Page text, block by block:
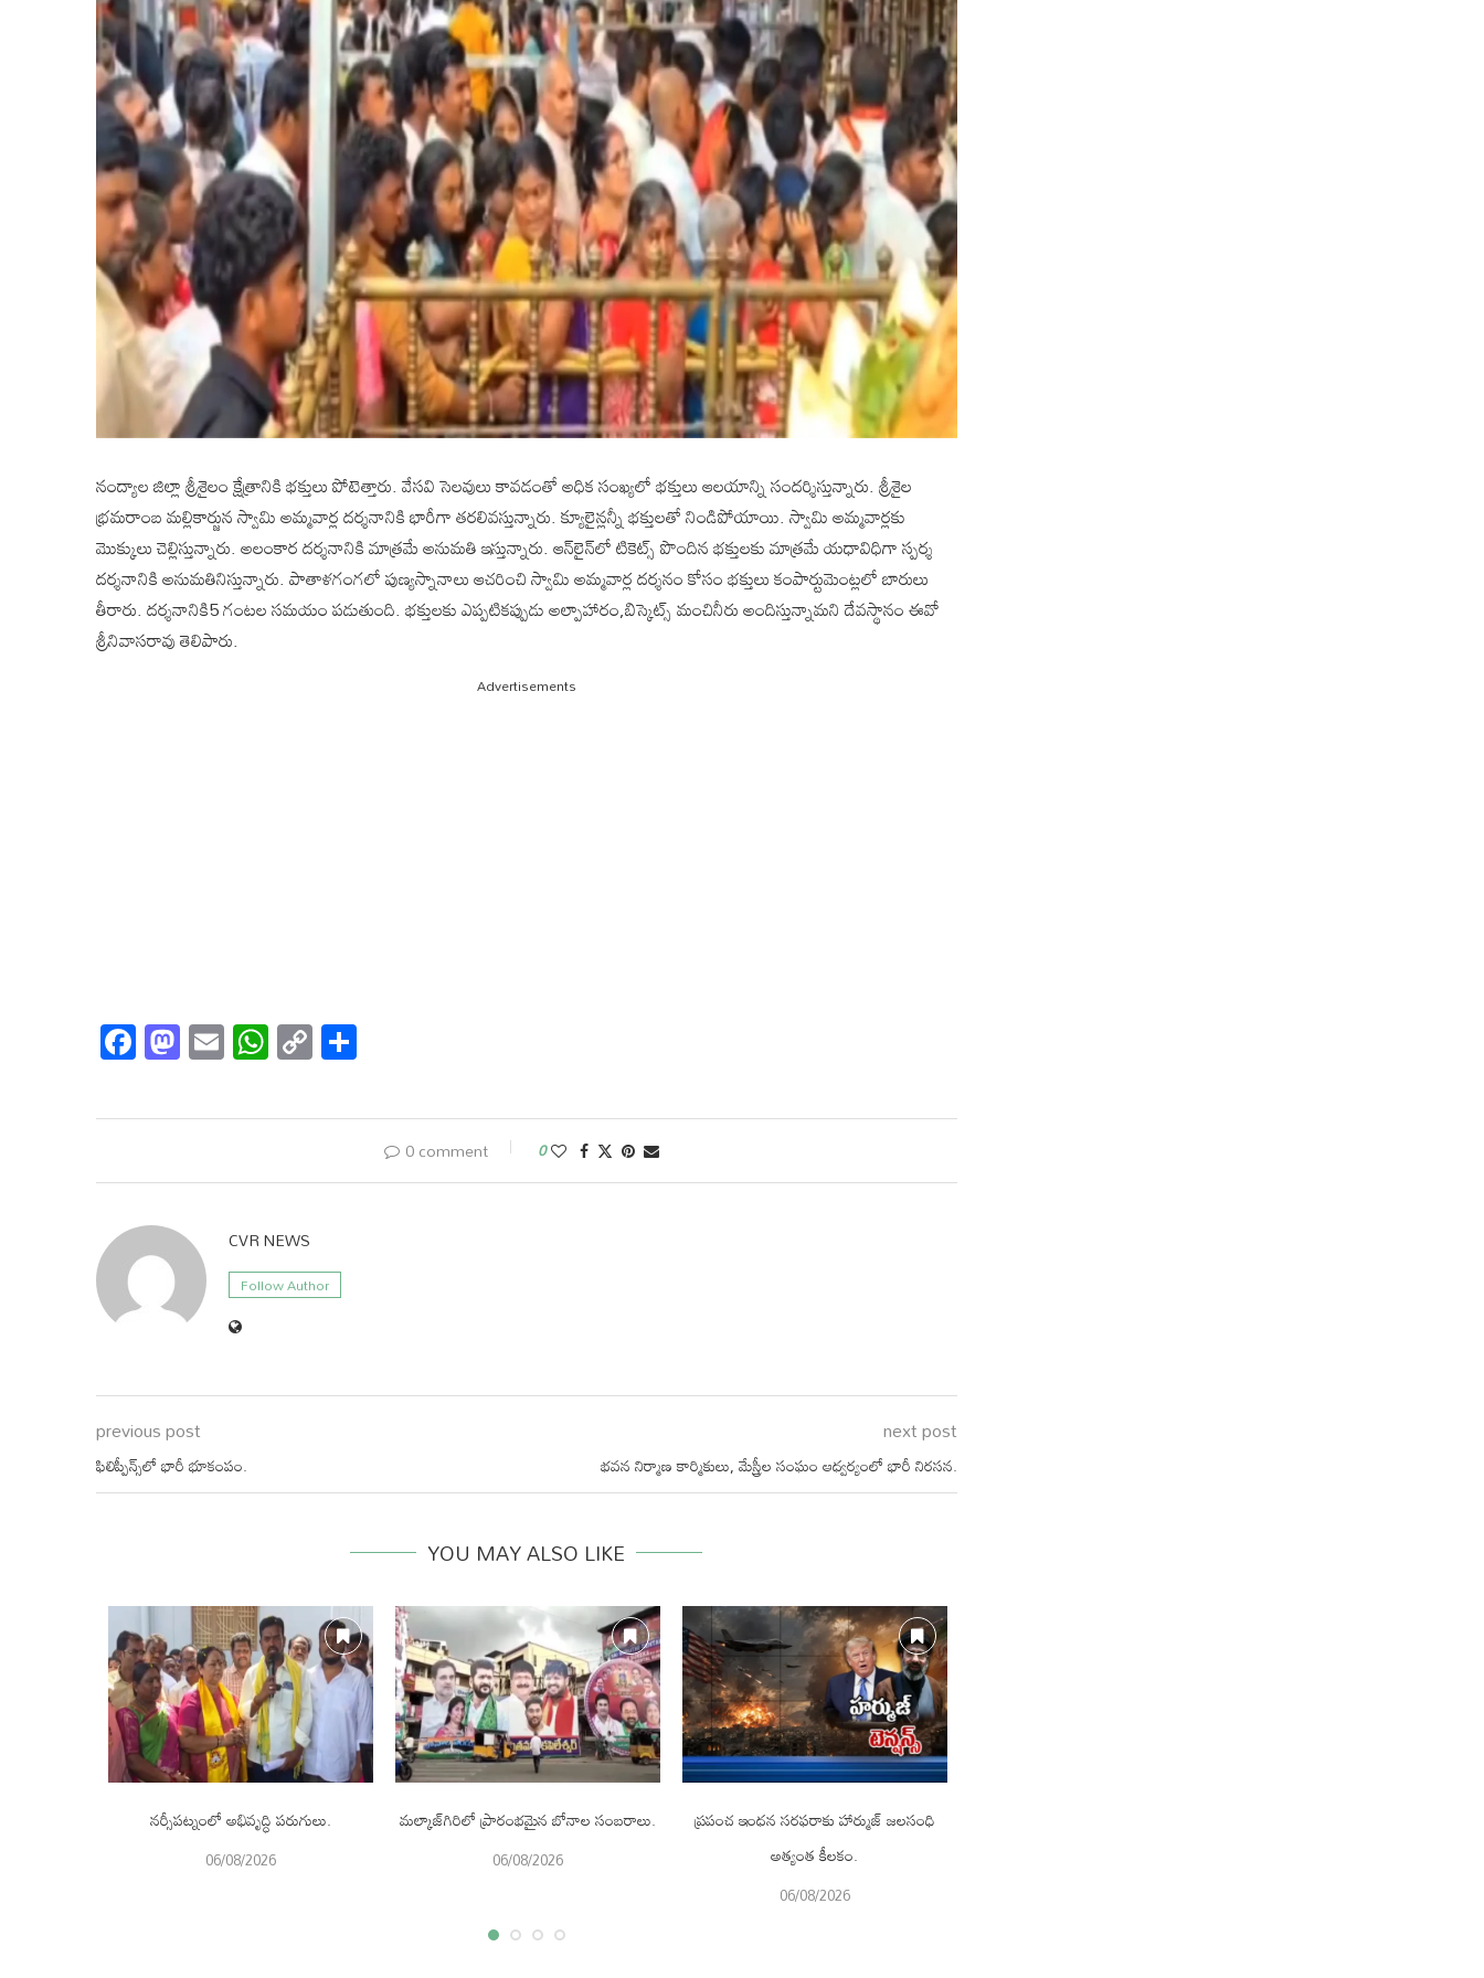
నంద్యాల జిల్లా శ్రీశైలం క్షేత్రానికి భక్తులు పోటెత్తారు. వేసవి సెలవులు కావడంతో అధిక సంఖ్యలో భక్తులు ఆలయాన్ని సందర్శిస్తున్నారు. శ్రీశైల
భ్రమరాంబ మల్లికార్జున స్వామి అమ్మవార్ల దర్శనానికి భారీగా తరలివస్తున్నారు. క్యూలైన్లన్నీ భక్తులతో నిండిపోయాయి. స్వామి అమ్మవార్లకు
మొక్కులు చెల్లిస్తున్నారు. అలంకార దర్శనానికి మాత్రమే అనుమతి ఇస్తున్నారు. ఆన్⁬లైన్⁬లో టికెట్స్ పొందిన భక్తులకు మాత్రమే యధావిధిగా స్పర్శ
దర్శనానికి అనుమతినిస్తున్నారు. పాతాళగంగలో పుణ్యస్నానాలు ఆచరించి స్వామి అమ్మవార్ల దర్శనం కోసం భక్తులు కంపార్టుమెంట్లలో బారులు
తీరారు. దర్శనానికి5 గంటల సమయం పడుతుంది. భక్తులకు ఎప్పటికప్పుడు అల్పాహారం,బిస్కెట్స్ మంచినీరు అందిస్తున్నామని దేవస్థానం ఈవో
శ్రీనివాసరావు తెలిపారు.
Advertisements
Facebook
Mastodon
EmailWhatsApp
Copy
Link
0 comment 0
CVR NEWS
Follow Author
previous post
ఫిలిప్పీన్స్‌లో భారీ భూకంపం.
next post
భవన నిర్మాణ కార్మికులు, మేస్త్రీల సంఘం ఆధ్వర్యంలో భారీ నిరసన.
YOU MAY ALSO LIKE
నర్సీపట్నంలో అభివృద్ధి పరుగులు.
06/08/2026
మల్కాజ్‌గిరిలో ప్రారంభమైన బోనాల సంబరాలు.
06/08/2026
ప్రపంచ ఇంధన సరఫరాకు హార్ముజ్ జలసంధి
అత్యంత కీలకం.
06/08/2026